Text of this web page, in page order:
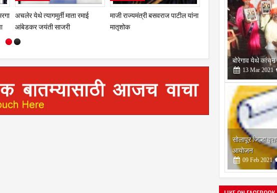
दिवाळीच्या पार्श्वभूमीवर बाजारपेठ
सजली; मात्र यंदा महागाईचे सावट
कोरोनाचा वाढत्या प्रादुर्भावामुळे उमरगा
विभागातील 24 गावांच्या सीमा बंदीचा
सोलापूर जिल्हा
आयोजन
09 Feb 2021
श्री मल्लिकार्जुन
25 Mar 2021